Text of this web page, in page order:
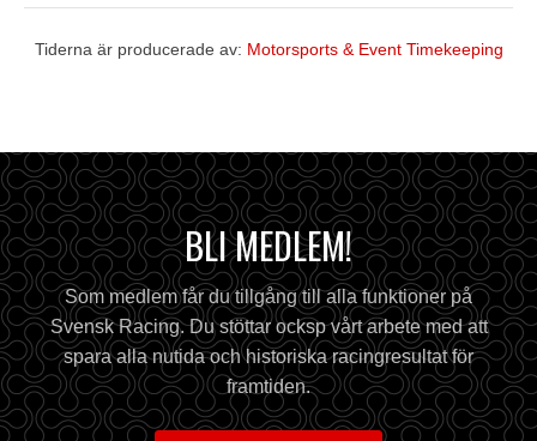
Tiderna är producerade av: Motorsports & Event Timekeeping
BLI MEDLEM!
Som medlem får du tillgång till alla funktioner på
Svensk Racing. Du stöttar ocksp vårt arbete med att
spara alla nutida och historiska racingresultat för
framtiden.